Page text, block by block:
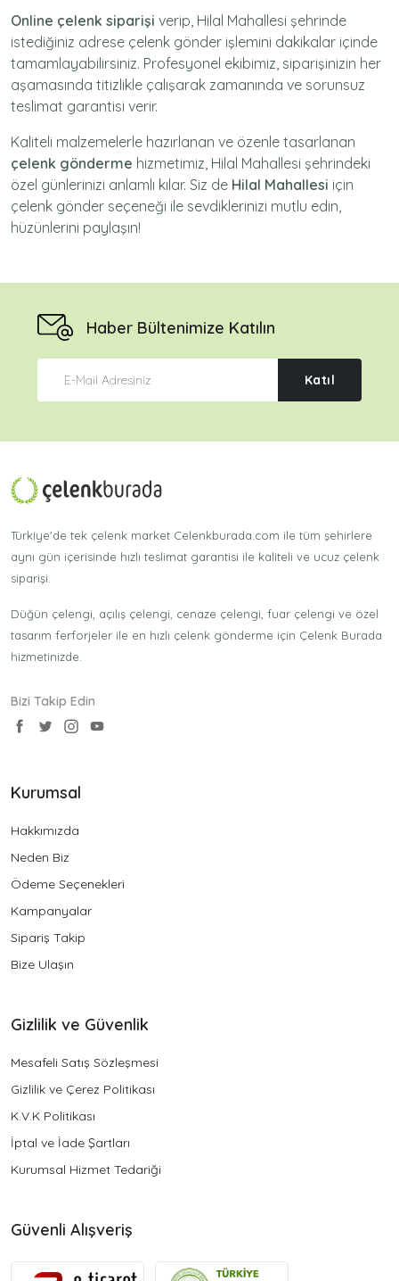
Online çelenk siparişi verip, Hilal Mahallesi şehrinde
istediğiniz adrese çelenk gönder işlemini dakikalar içinde
tamamlayabilirsiniz. Profesyonel ekibimiz, siparişinizin her
aşamasında titizlikle çalışarak zamanında ve sorunsuz
teslimat garantisi verir.
Kaliteli malzemelerle hazırlanan ve özenle tasarlanan
çelenk gönderme hizmetimiz, Hilal Mahallesi şehrindeki
özel günlerinizi anlamlı kılar. Siz de Hilal Mahallesi için
çelenk gönder seçeneği ile sevdiklerinizi mutlu edin,
hüzünlerini paylaşın!
Haber Bültenimize Katılın
Katıl
Türkiye'de tek çelenk market Celenkburada.com ile tüm şehirlere
aynı gün içerisinde hızlı teslimat garantisi ile kaliteli ve ucuz çelenk
siparişi.
Düğün çelengi, açılış çelengi, cenaze çelengi, fuar çelengi ve özel
tasarım ferforjeler ile en hızlı çelenk gönderme için Çelenk Burada
hizmetinizde.
Bizi Takip Edin
Kurumsal
Hakkımızda
Neden Biz
Ödeme Seçenekleri
Kampanyalar
Sipariş Takip
Bize Ulaşın
Gizlilik ve Güvenlik
Mesafeli Satış Sözleşmesi
Gizlilik ve Çerez Politikası
K.V.K Politikası
İptal ve İade Şartları
Kurumsal Hizmet Tedariği
Güvenli Alışveriş